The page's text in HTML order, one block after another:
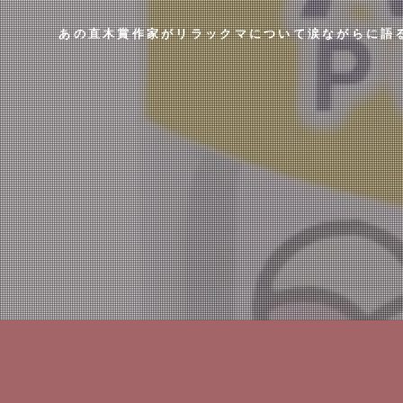
あの直木賞作家がリラックマについて涙ながらに語